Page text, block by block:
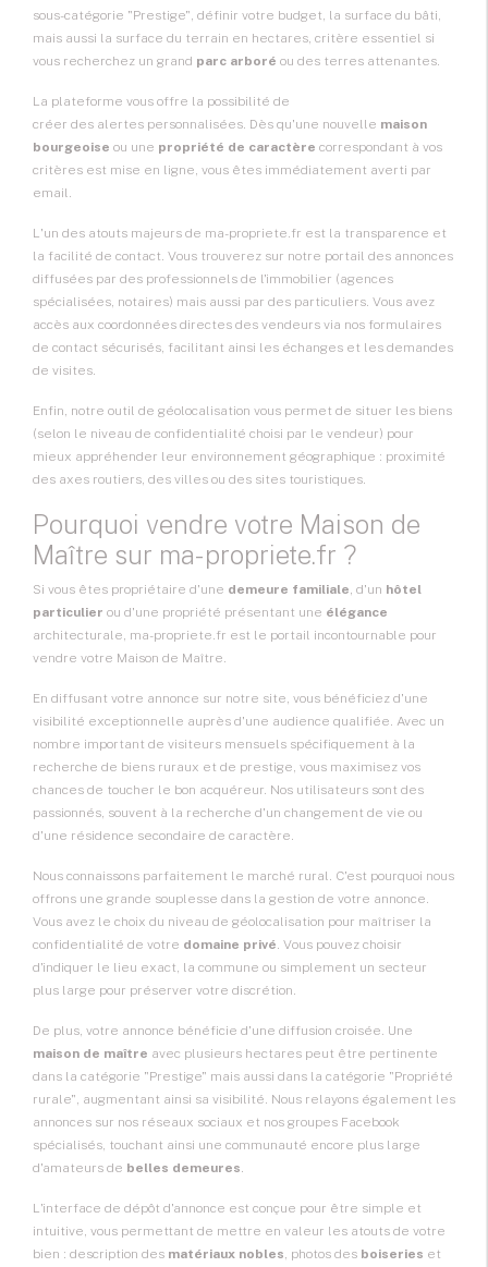
sous-catégorie "Prestige", définir votre budget, la surface du bâti,
mais aussi la surface du terrain en hectares, critère essentiel si
vous recherchez un grand parc arboré ou des terres attenantes.
La plateforme vous offre la possibilité de
créer des alertes personnalisées. Dès qu'une nouvelle maison
bourgeoise ou une propriété de caractère correspondant à vos
critères est mise en ligne, vous êtes immédiatement averti par
email.
L'un des atouts majeurs de ma-propriete.fr est la transparence et
la facilité de contact. Vous trouverez sur notre portail des annonces
diffusées par des professionnels de l'immobilier (agences
spécialisées, notaires) mais aussi par des particuliers. Vous avez
accès aux coordonnées directes des vendeurs via nos formulaires
de contact sécurisés, facilitant ainsi les échanges et les demandes
de visites.
Enfin, notre outil de géolocalisation vous permet de situer les biens
(selon le niveau de confidentialité choisi par le vendeur) pour
mieux appréhender leur environnement géographique : proximité
des axes routiers, des villes ou des sites touristiques.
Pourquoi vendre votre Maison de
Maître sur ma-propriete.fr ?
Si vous êtes propriétaire d'une demeure familiale, d'un hôtel
particulier ou d'une propriété présentant une élégance
architecturale, ma-propriete.fr est le portail incontournable pour
vendre votre Maison de Maître.
En diffusant votre annonce sur notre site, vous bénéficiez d'une
visibilité exceptionnelle auprès d'une audience qualifiée. Avec un
nombre important de visiteurs mensuels spécifiquement à la
recherche de biens ruraux et de prestige, vous maximisez vos
chances de toucher le bon acquéreur. Nos utilisateurs sont des
passionnés, souvent à la recherche d'un changement de vie ou
d'une résidence secondaire de caractère.
Nous connaissons parfaitement le marché rural. C'est pourquoi nous
offrons une grande souplesse dans la gestion de votre annonce.
Vous avez le choix du niveau de géolocalisation pour maîtriser la
confidentialité de votre domaine privé. Vous pouvez choisir
d'indiquer le lieu exact, la commune ou simplement un secteur
plus large pour préserver votre discrétion.
De plus, votre annonce bénéficie d'une diffusion croisée. Une
maison de maître avec plusieurs hectares peut être pertinente
dans la catégorie "Prestige" mais aussi dans la catégorie "Propriété
rurale", augmentant ainsi sa visibilité. Nous relayons également les
annonces sur nos réseaux sociaux et nos groupes Facebook
spécialisés, touchant ainsi une communauté encore plus large
d'amateurs de belles demeures.
L'interface de dépôt d'annonce est conçue pour être simple et
intuitive, vous permettant de mettre en valeur les atouts de votre
bien : description des matériaux nobles, photos des boiseries et